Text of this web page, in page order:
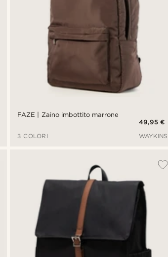
FAZE | Zaino imbottito marrone
49,95 €
3 COLORI
WAYKINS